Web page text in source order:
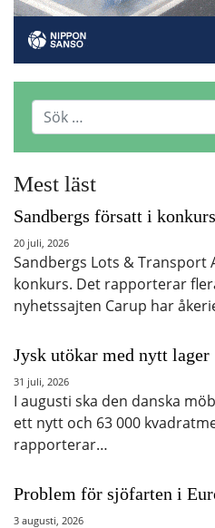
Mest läst
Sandbergs försatt i konkurs
20 juli, 2026
Sandbergs Lots & Transport
konkurs. Det rapporterar
nyhetssajten Carup har
Jysk utökar med nytt lager
31 juli, 2026
I augusti ska den danska
ett nytt och 63 000
rapporterar…
Problem för sjöfarten i
3 augusti, 2026